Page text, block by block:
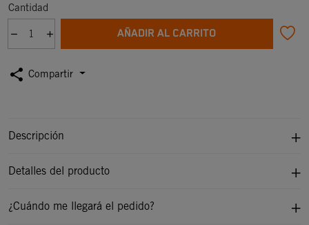
Cantidad
AÑADIR AL CARRITO
share Compartir
Descripción
Detalles del producto
¿Cuándo me llegará el pedido?